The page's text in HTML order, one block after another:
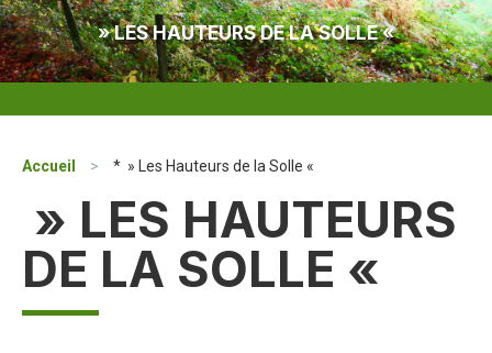
» LES HAUTEURS DE LA SOLLE «
Accueil > * » Les Hauteurs de la Solle «
» LES HAUTEURS
DE LA SOLLE «